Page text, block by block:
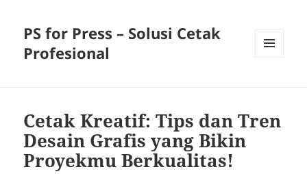
PS for Press – Solusi Cetak
Profesional
Cetak Kreatif: Tips dan Tren
Desain Grafis yang Bikin
Proyekmu Berkualitas!